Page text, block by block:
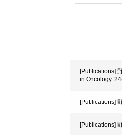
[Publications]
in Oncology.
[Publications]
[Publications]